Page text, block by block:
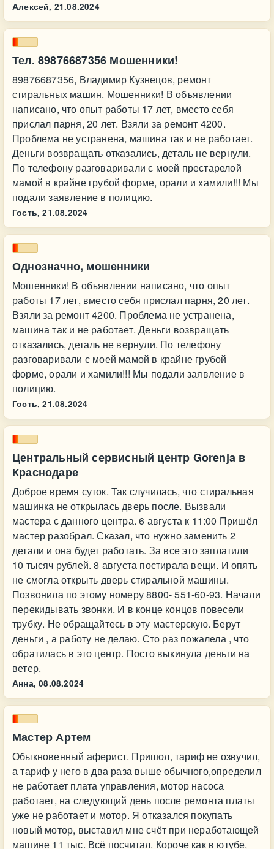
Алексей, 21.08.2024
Тел. 89876687356 Мошенники!
89876687356, Владимир Кузнецов, ремонт
стиральных машин. Мошенники! В объявлении
написано, что опыт работы 17 лет, вместо себя
прислал парня, 20 лет. Взяли за ремонт 4200.
Проблема не устранена, машина так и не работает.
Деньги возвращать отказались, деталь не вернули.
По телефону разговаривали с моей престарелой
мамой в крайне грубой форме, орали и хамили!!! Мы
подали заявление в полицию.
Гость, 21.08.2024
Однозначно, мошенники
Мошенники! В объявлении написано, что опыт
работы 17 лет, вместо себя прислал парня, 20 лет.
Взяли за ремонт 4200. Проблема не устранена,
машина так и не работает. Деньги возвращать
отказались, деталь не вернули. По телефону
разговаривали с моей мамой в крайне грубой
форме, орали и хамили!!! Мы подали заявление в
полицию.
Гость, 21.08.2024
Центральный сервисный центр Gorenja в
Краснодаре
Доброе время суток. Так случилась, что стиральная
машинка не открылась дверь после. Вызвали
мастера с данного центра. 6 августа к 11:00 Пришёл
мастер разобрал. Сказал, что нужно заменить 2
детали и она будет работать. За все это заплатили
10 тысяч рублей. 8 августа постирала вещи. И опять
не смогла открыть дверь стиральной машины.
Позвонила по этому номеру 8800- 551-60-93. Начали
перекидывать звонки. И в конце концов повесели
трубку. Не обращайтесь в эту мастерскую. Берут
деньги , а работу не делаю. Сто раз пожалела , что
обратилась в это центр. Посто выкинула деньги на
ветер.
Анна, 08.08.2024
Мастер Артем
Обыкновенный аферист. Пришол, тариф не озвучил,
а тариф у него в два раза выше обычного,определил
не работает плата управления, мотор насоса
работает, на следующий день после ремонта платы
уже не работает и мотор. Я отказался покупать
новый мотор, выставил мне счёт при неработающей
машине 11 тыс. Всё посчитал. Короче как в ютубе,